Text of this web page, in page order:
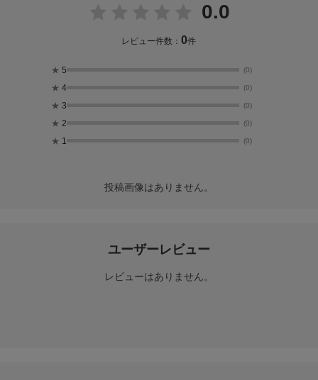
0.0
レビュー件数：0件
★ 5 (0)
★ 4 (0)
★ 3 (0)
★ 2 (0)
★ 1 (0)
投稿画像はありません。
ユーザーレビュー
レビューはありません。